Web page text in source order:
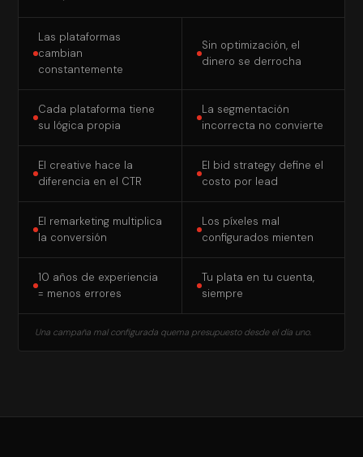
Las plataformas
cambian
constantemente
Sin optimización, el
dinero se derrocha
Cada plataforma tiene
su lógica propia
La segmentación
incorrecta no convierte
El creative hace la
diferencia en el CTR
El bid strategy define el
costo por lead
El remarketing multiplica
la conversión
Los píxeles mal
configurados mienten
10 años de experiencia
= menos errores
Tu plata en tu cuenta,
siempre
Una campaña mal configurada quema presupuesto desde el día uno.